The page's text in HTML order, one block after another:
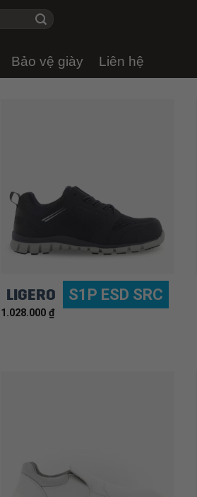
Bảo vệ giày Liên hệ
LIGERO S1P ESD SRC
1.028.000 ₫